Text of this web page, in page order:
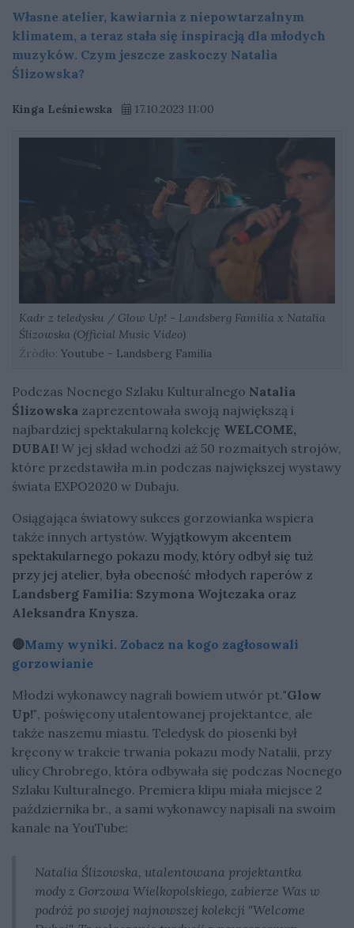
Własne atelier, kawiarnia z niepowtarzalnym
klimatem, a teraz stała się inspiracją dla młodych
muzyków. Czym jeszcze zaskoczy Natalia
Ślizowska?
Kinga Leśniewska 17.10.2023 11:00
Kadr z teledysku / Glow Up! - Landsberg Familia x Natalia
Ślizowska (Official Music Video)
Źródło: Youtube - Landsberg Familia
Podczas Nocnego Szlaku Kulturalnego Natalia
Ślizowska zaprezentowała swoją największą i
najbardziej spektakularną kolekcję WELCOME,
DUBAI! W jej skład wchodzi aż 50 rozmaitych strojów,
które przedstawiła m.in podczas największej wystawy
świata EXPO2020 w Dubaju.
Osiągająca światowy sukces gorzowianka wspiera
także innych artystów. Wyjątkowym akcentem
spektakularnego pokazu mody, który odbył się tuż
przy jej atelier, była obecność młodych raperów z
Landsberg Familia: Szymona Wojtczaka oraz
Aleksandra Knysza.
🔴Mamy wyniki. Zobacz na kogo zagłosowali
gorzowianie
Młodzi wykonawcy nagrali bowiem utwór pt."Glow
Up!", poświęcony utalentowanej projektantce, ale
także naszemu miastu. Teledysk do piosenki był
kręcony w trakcie trwania pokazu mody Natalii, przy
ulicy Chrobrego, która odbywała się podczas Nocnego
Szlaku Kulturalnego. Premiera klipu miała miejsce 2
października br., a sami wykonawcy napisali na swoim
kanale na YouTube:
Natalia Ślizowska, utalentowana projektantka
mody z Gorzowa Wielkopolskiego, zabierze Was w
podróż po swojej najnowszej kolekcji "Welcome